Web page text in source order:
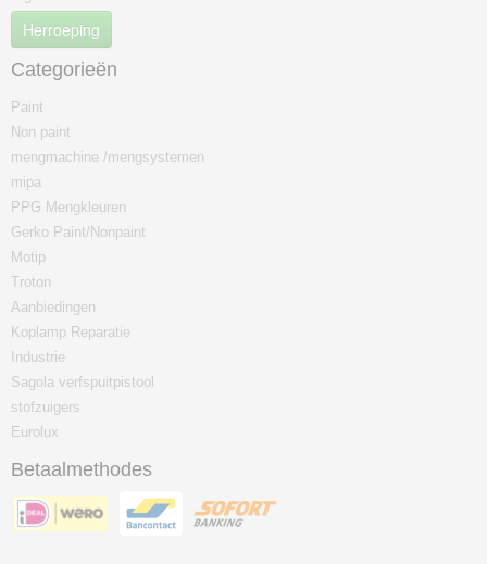
Herroeping
Categorieën
Paint
Non paint
mengmachine /mengsystemen
mipa
PPG Mengkleuren
Gerko Paint/Nonpaint
Motip
Troton
Aanbiedingen
Koplamp Reparatie
Industrie
Sagola verfspuitpistool
stofzuigers
Eurolux
Betaalmethodes